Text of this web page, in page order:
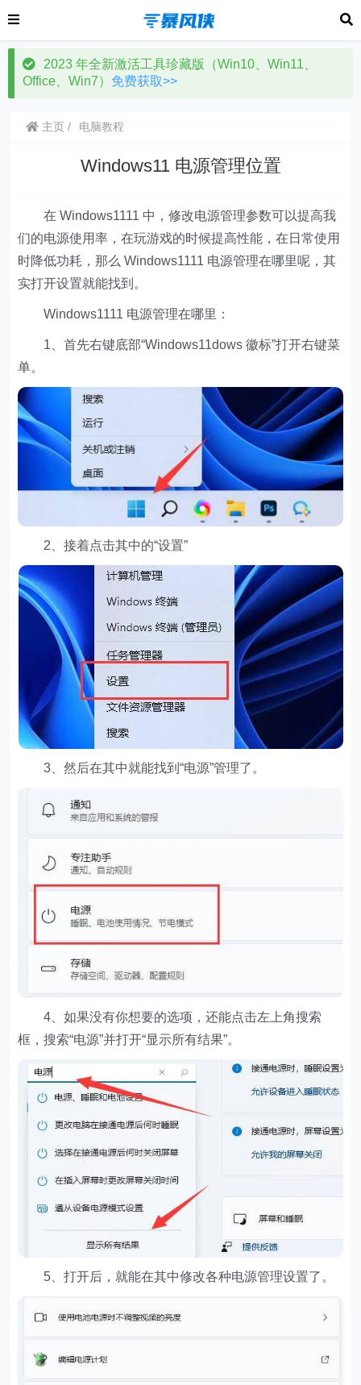
2023 年全新激活工具珍藏版（Win10、Win11、
Office、Win7） 免费获取>>
主页 电脑教程
Windows11 电源管理位置
在 Windows1111 中，修改电源管理参数可以提高我
们的电源使用率，在玩游戏的时候提高性能，在日常使用
时降低功耗，那么 Windows1111 电源管理在哪里呢，其
实打开设置就能找到。
Windows1111 电源管理在哪里：
1、首先右键底部“Windows11dows 徽标”打开右键菜
单。
2、接着点击其中的“设置”
3、然后在其中就能找到“电源”管理了。
4、如果没有你想要的选项，还能点击左上角搜索
框，搜索“电源”并打开“显示所有结果”。
5、打开后，就能在其中修改各种电源管理设置了。